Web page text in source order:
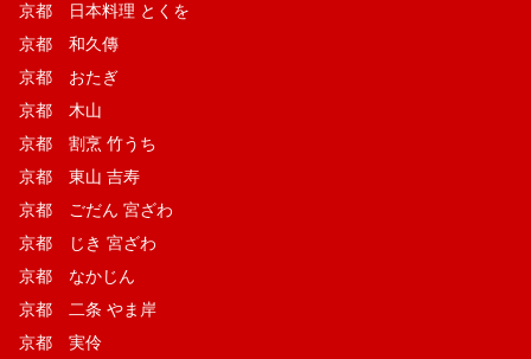
京都 日本料理 とくを
京都 和久傳
京都 おたぎ
京都 木山
京都 割烹 竹うち
京都 東山 吉寿
京都 ごだん 宮ざわ
京都 じき 宮ざわ
京都 なかじん
京都 二条 やま岸
京都 実伶